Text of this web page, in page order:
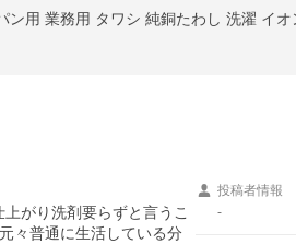
がり洗剤要らずと言うこ
々普通に生活している分
投稿者情報
-